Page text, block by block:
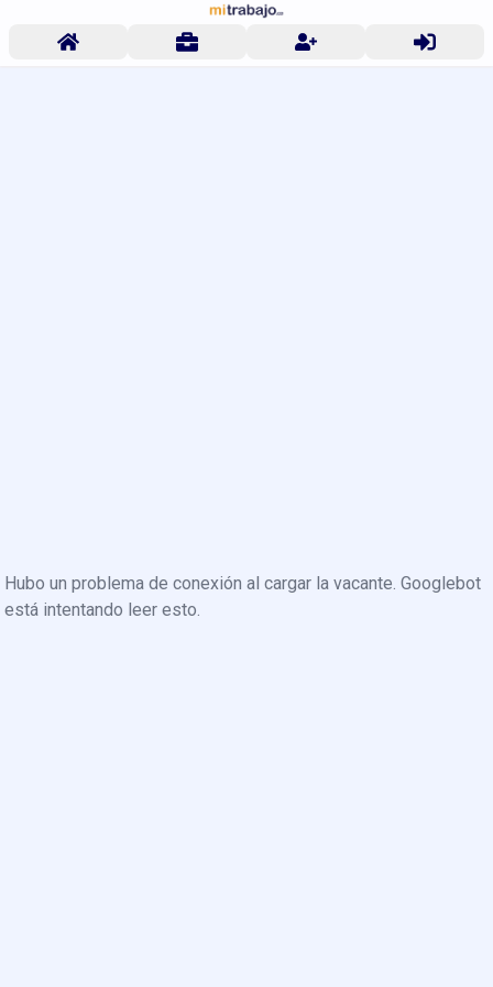
Hubo un problema de conexión al cargar la vacante. Googlebot
está intentando leer esto.